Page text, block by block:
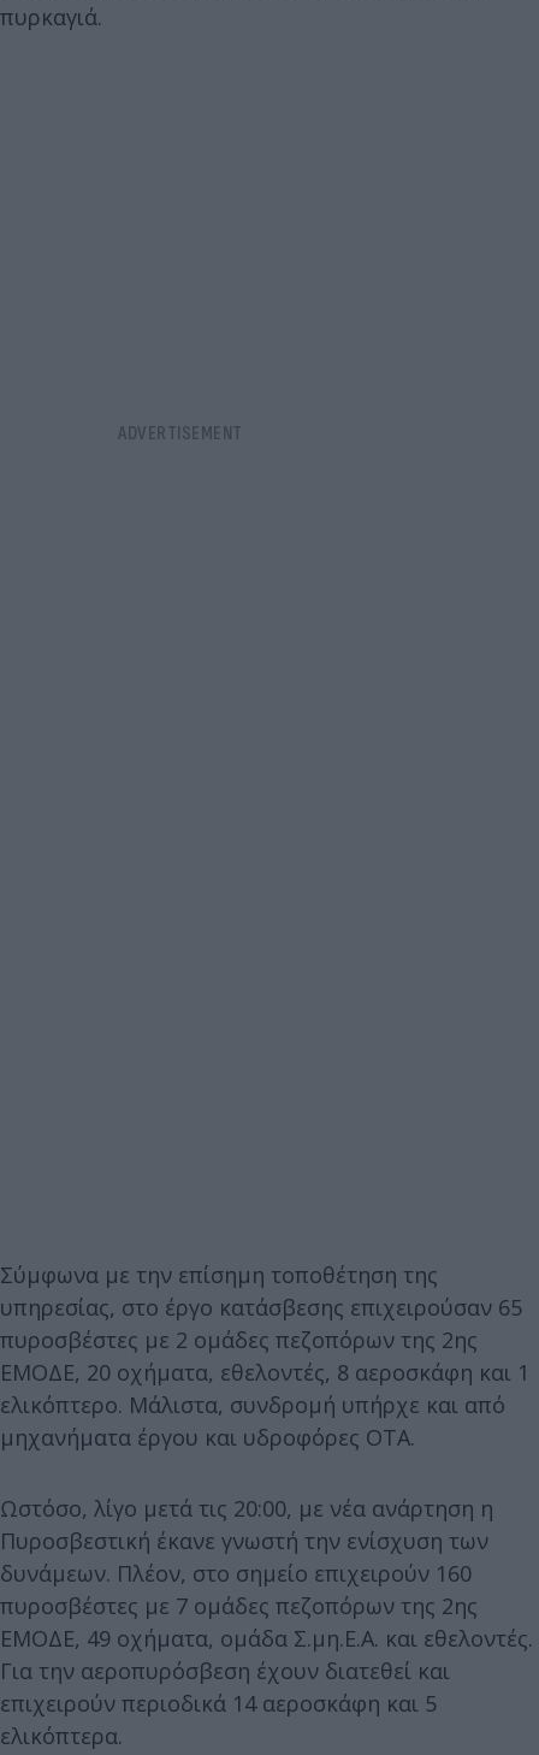
πυρκαγιά.
Σύμφωνα με την επίσημη τοποθέτηση της
υπηρεσίας, στο έργο κατάσβεσης επιχειρούσαν 65
πυροσβέστες με 2 ομάδες πεζοπόρων της 2ης
ΕΜΟΔΕ, 20 οχήματα, εθελοντές, 8 αεροσκάφη και 1
ελικόπτερο. Μάλιστα, συνδρομή υπήρχε και από
μηχανήματα έργου και υδροφόρες ΟΤΑ.
Ωστόσο, λίγο μετά τις 20:00, με νέα ανάρτηση η
Πυροσβεστική έκανε γνωστή την ενίσχυση των
δυνάμεων. Πλέον, στο σημείο επιχειρούν 160
πυροσβέστες με 7 ομάδες πεζοπόρων της 2ης
ΕΜΟΔΕ, 49 οχήματα, ομάδα Σ.μη.Ε.Α. και εθελοντές.
Για την αεροπυρόσβεση έχουν διατεθεί και
επιχειρούν περιοδικά 14 αεροσκάφη και 5
ελικόπτερα.